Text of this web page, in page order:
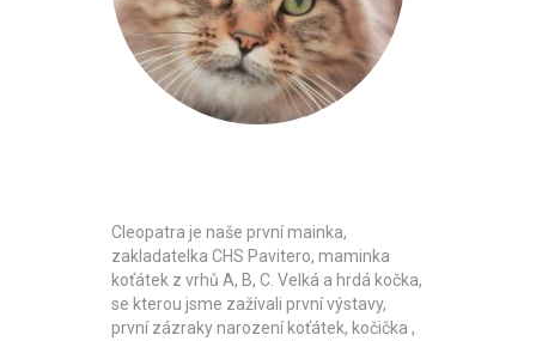
Cleopatra je naše první mainka,
zakladatelka CHS Pavitero, maminka
koťátek z vrhů A, B, C. Velká a hrdá kočka,
se kterou jsme zažívali první výstavy,
první zázraky narození koťátek, kočička ,